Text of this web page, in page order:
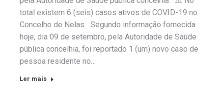
total existem 6 (seis) casos ativos de COVID-19 no
Concelho de Nelas Segundo informação fornecida
hoje, dia 09 de setembro, pela Autoridade de Saúde
pública concelhia, foi reportado 1 (um) novo caso de
pessoa residente no…
Ler mais